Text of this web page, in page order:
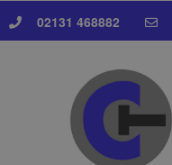
02131 468882